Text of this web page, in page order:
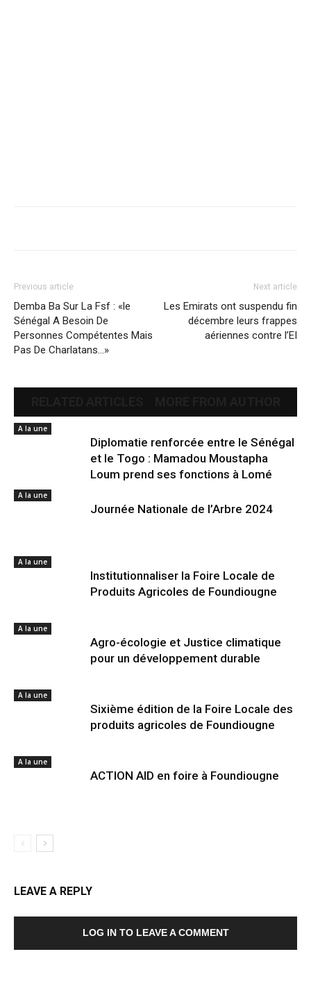
Previous article
Demba Ba Sur La Fsf : «le
Sénégal A Besoin De
Personnes Compétentes Mais
Pas De Charlatans…»
Next article
Les Emirats ont suspendu fin
décembre leurs frappes
aériennes contre l’EI
A la une
Diplomatie renforcée entre le Sénégal
et le Togo : Mamadou Moustapha
Loum prend ses fonctions à Lomé
A la une
Journée Nationale de l’Arbre 2024
A la une
Institutionnaliser la Foire Locale de
Produits Agricoles de Foundiougne
A la une
Agro-écologie et Justice climatique
pour un développement durable
A la une
Sixième édition de la Foire Locale des
produits agricoles de Foundiougne
A la une
ACTION AID en foire à Foundiougne
LEAVE A REPLY
LOG IN TO LEAVE A COMMENT